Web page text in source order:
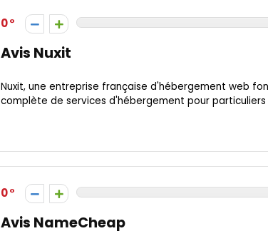
0
Avis Nuxit
Nuxit, une entreprise française d'hébergement web
complète de services d'hébergement pour particuliers
0
Avis NameCheap